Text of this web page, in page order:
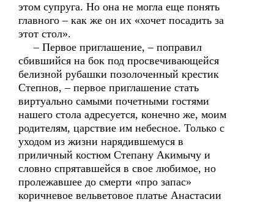
этом супруга. Но она не могла еще понять
главного – как же он их «хочет посадить за
этот стол».
– Первое приглашение, – поправил
сбившийся на бок под просвечивающейся
белизной рубашки позолоченный крестик
Степнов, – первое приглашение стать
виртуально самыми почетными гостями
нашего стола адресуется, конечно же, моим
родителям, царствие им небесное. Только с
уходом из жизни нарядившемуся в
приличный костюм Степану Акимычу и
словно спрятавшейся в свое любимое, но
пролежавшее до смерти «про запас»
коричневое вельветовое платье Анастасии